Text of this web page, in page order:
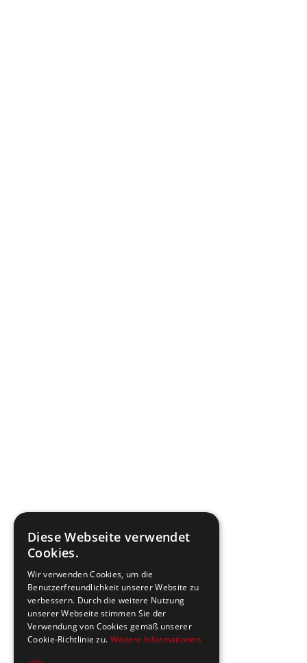
Diese Webseite verwendet
Cookies.
Wir verwenden Cookies, um die
Benutzerfreundlichkeit unserer Website zu
verbessern. Durch die weitere Nutzung
unserer Webseite stimmen Sie der
Verwendung von Cookies gemäß unserer
Cookie-Richtlinie zu. Weitere Informationen